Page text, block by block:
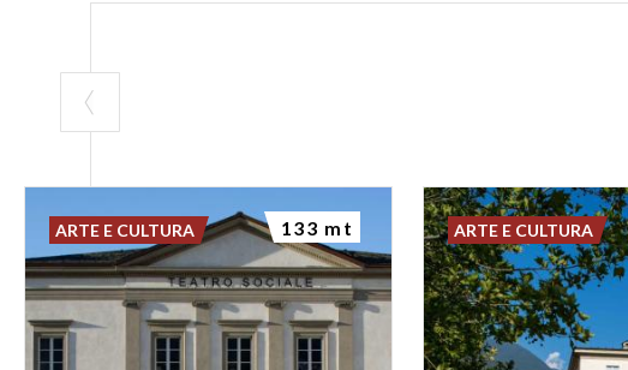
ARTE E CULTURA 133 mt ARTE E CULTURA